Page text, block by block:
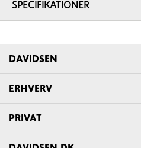
SPECIFIKATIONER
DAVIDSEN
ERHVERV
PRIVAT